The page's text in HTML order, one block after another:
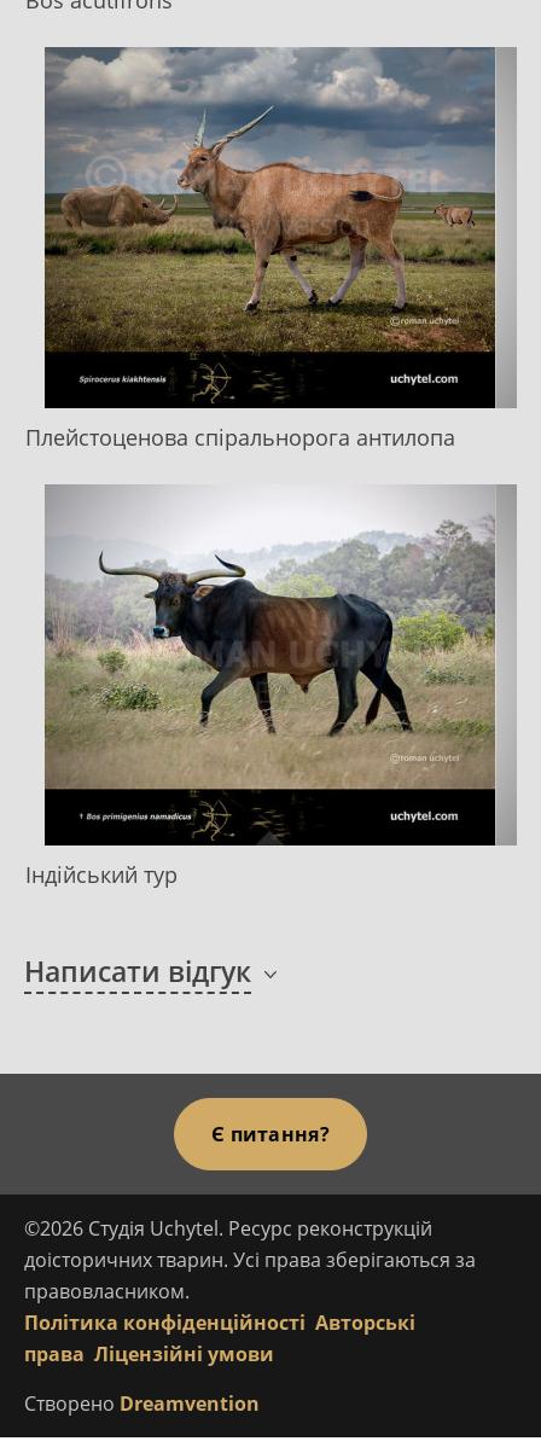
Плейстоценова спіральнорога антилопа
Індійський тур
Написати відгук
Є питання?
©2026 Студія Uchytel. Ресурс реконструкцій
доісторичних тварин. Усі права зберігаються за
правовласником.
Політика конфіденційності Авторські
права Ліцензійні умови
Створено Dreamvention